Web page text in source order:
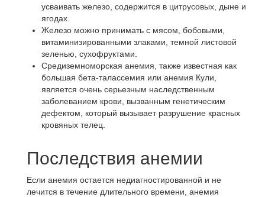
усваивать железо, содержится в цитрусовых, дыне и
ягодах.
Железо можно принимать с мясом, бобовыми,
витаминизированными злаками, темной листовой
зеленью, сухофруктами.
Средиземноморская анемия, также известная как
большая бета-талассемия или анемия Кули,
является очень серьезным наследственным
заболеванием крови, вызванным генетическим
дефектом, который вызывает разрушение красных
кровяных телец.
Последствия анемии
Если анемия остается недиагностированной и не
лечится в течение длительного времени, анемия